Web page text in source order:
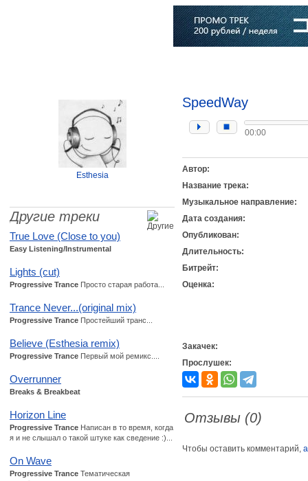
Esthesia
Другие треки
True Love (Close to you)
Easy Listening/Instrumental
Lights (cut)
Progressive Trance Просто старая работа...
Trance Never...(original mix)
Progressive Trance Простейший транс...
Believe (Esthesia remix)
Progressive Trance Первый мой ремикс....
Overrunner
Breaks & Breakbeat
Horizon Line
Progressive Trance Написан в то время, когда
я и не слышал о такой штуке как сведение :)...
On Wave
Progressive Trance Тематическая
SpeedWay
00:00
Автор:
Название трека:
Музыкальное направление:
Дата создания:
Опубликован:
Длительность:
Битрейт:
Оценка:
Закачек:
Прослушек:
Отзывы (0)
Чтобы оставить комментарий,